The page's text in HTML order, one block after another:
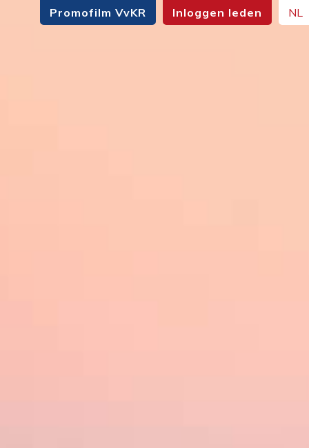
Promofilm VvKR Inloggen leden NL